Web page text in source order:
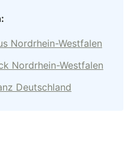
Nordrhein-Westfalen
Nordrhein-Westfalen
Deutschland